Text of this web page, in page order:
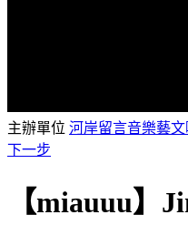
主辦單位 河岸留言音樂藝
下一步
【miauuu】